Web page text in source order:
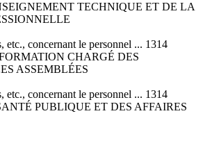
TECHNIQUE ET DE LA
etc., concernant le personnel ... 1314
CHARGÉ DES
ASSEMBLÉES
etc., concernant le personnel ... 1314
PUBLIQUE ET DES AFFAIRES